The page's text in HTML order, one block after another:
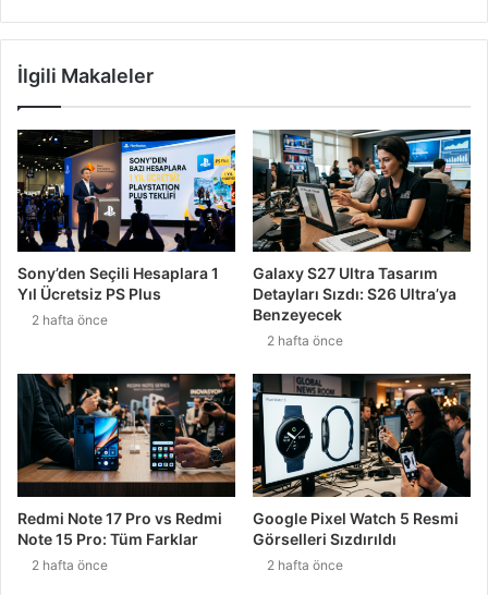
İlgili Makaleler
Sony’den Seçili Hesaplara 1
Yıl Ücretsiz PS Plus
2 hafta önce
Galaxy S27 Ultra Tasarım
Detayları Sızdı: S26 Ultra’ya
Benzeyecek
2 hafta önce
Redmi Note 17 Pro vs Redmi
Note 15 Pro: Tüm Farklar
2 hafta önce
Google Pixel Watch 5 Resmi
Görselleri Sızdırıldı
2 hafta önce